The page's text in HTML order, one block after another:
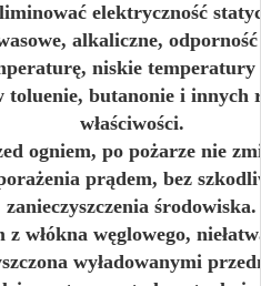
elektryczność
alkaliczne,
niskie
toluenie, butanonie i innych
właściwości.
ogniem, po pożarze nie
prądem, bez
zanieczyszczenia środowiska.
z włókna węglowego,
wyładowanymi